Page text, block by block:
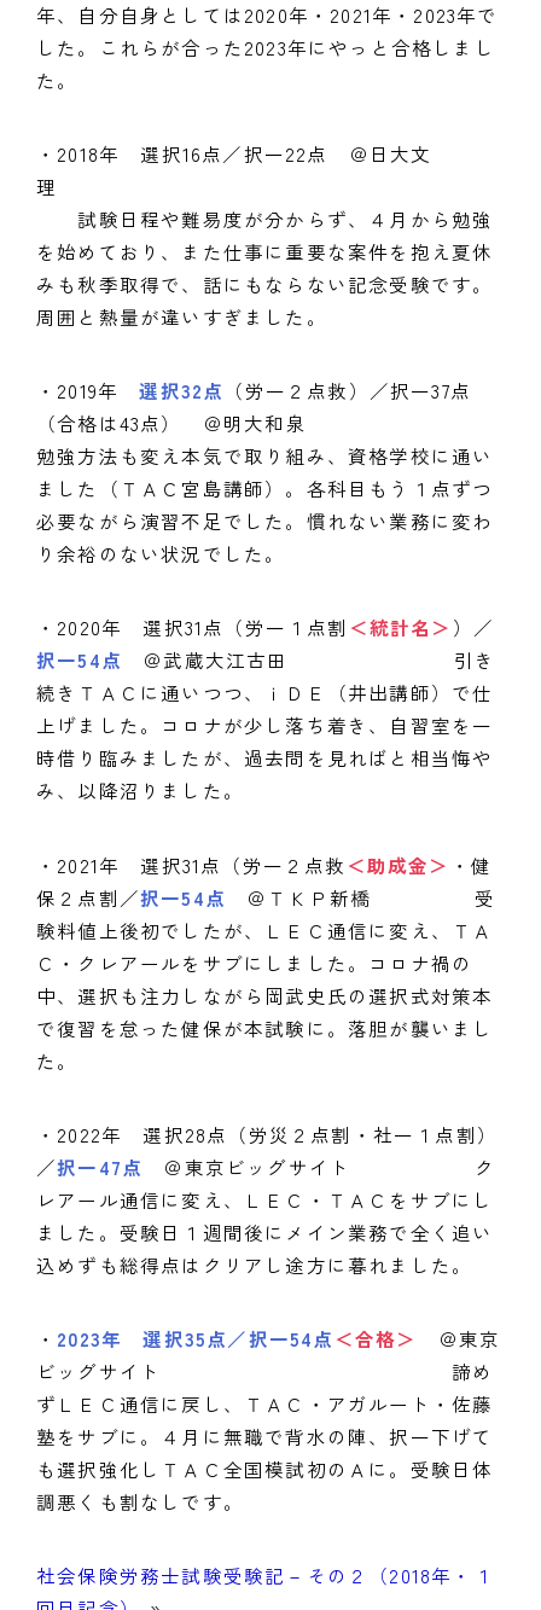
年、自分自身としては2020年・2021年・2023年で
した。これらが合った2023年にやっと合格しまし
た。
・2018年 選択16点／択一22点 ＠日大文
理
試験日程や難易度が分からず、４月から勉強
を始めており、また仕事に重要な案件を抱え夏休
みも秋季取得で、話にもならない記念受験です。
周囲と熱量が違いすぎました。
・2019年選択32点 （労一２点救）／択一37点
（合格は43点） ＠明大和泉
勉強方法も変え本気で取り組み、資格学校に通い
ました（ＴＡＣ宮島講師）。各科目もう１点ずつ
必要ながら演習不足でした。慣れない業務に変わ
り余裕のない状況でした。
・2020年 選択31点（労一１点割 ＜統計名＞ ）／
択一54点 ＠武蔵大江古田 引き
続きＴＡＣに通いつつ、ｉＤＥ（井出講師）で仕
上げました。コロナが少し落ち着き、自習室を一
時借り臨みましたが、過去問を見ればと相当悔や
み、以降沼りました。
・2021年 選択31点（労一２点救 ＜助成金＞ ・健
保２点割／択一54点 ＠ＴＫＰ新橋 受
験料値上後初でしたが、ＬＥＣ通信に変え、ＴＡ
Ｃ・クレアールをサブにしました。コロナ禍の
中、選択も注力しながら岡武史氏の選択式対策本
で復習を怠った健保が本試験に。落胆が襲いまし
た。
・2022年 選択28点（労災２点割・社一１点割）
／択一47点
＠東京ビッグサイト ク
レアール通信に変え、ＬＥＣ・ＴＡＣをサブにし
ました。受験日１週間後にメイン業務で全く追い
込めずも総得点はクリアし途方に暮れました。
・ 2023年 選択35点／択一54点 ＜合格＞
＠東京
ビッグサイト 諦め
ずＬＥＣ通信に戻し、ＴＡＣ・アガルート・佐藤
塾をサブに。４月に無職で背水の陣、択一下げて
も選択強化しＴＡＣ全国模試初のＡに。受験日体
調悪くも割なしです。
社会保険労務士試験受験記－その２（2018年・１